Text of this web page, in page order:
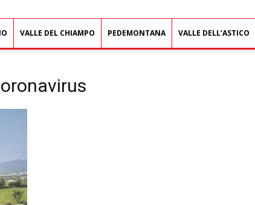
VALLE DEL CHIAMPO PEDEMONTANA VALLE DELL’ASTICO